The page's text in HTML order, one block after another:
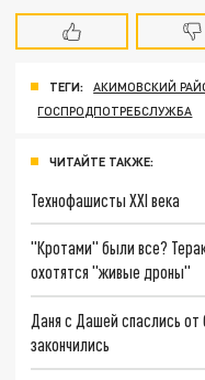
ТЕГИ: АКИМОВСКИЙ
ГОСПРОДПОТРЕБСЛУЖБА
ЧИТАЙТЕ ТАКЖЕ:
Технофашисты XXI века
"Кротами" были все?
охотятся "живые дроны"
Даня с Дашей спаслись
закончились